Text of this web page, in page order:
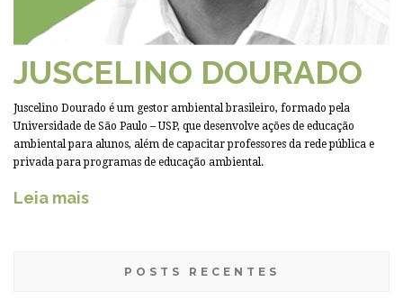
JUSCELINO DOURADO
Juscelino Dourado é um gestor ambiental brasileiro, formado pela
Universidade de São Paulo – USP, que desenvolve ações de educação
ambiental para alunos, além de capacitar professores da rede pública e
privada para programas de educação ambiental.
Leia mais
POSTS RECENTES